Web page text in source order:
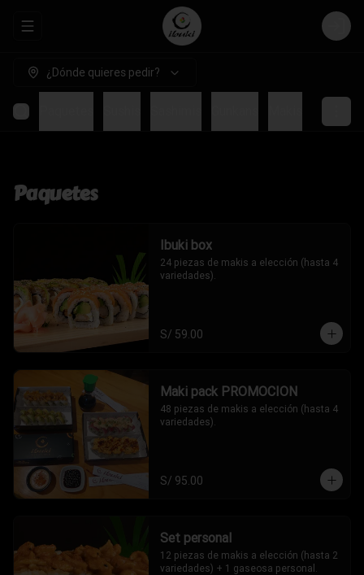
Abrir menu de navegación Login
¿Dónde quieres pedir?
Paquetes
Ibuki box
24 piezas de makis a elección (hasta 4
variedades).
S/ 59.00
Maki pack PROMOCION
48 piezas de makis a elección (hasta 4
variedades).
S/ 95.00
Set personal
12 piezas de makis a elección (hasta 2
variedades) + 1 gaseosa personal.